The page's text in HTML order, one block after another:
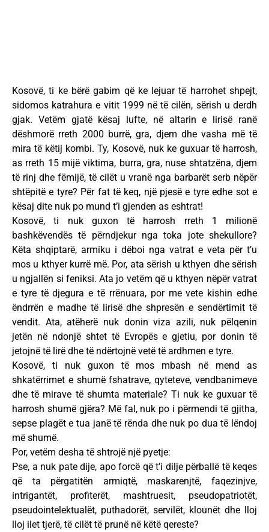
Kosovë, ti ke bërë gabim që ke lejuar të harrohet shpejt,
sidomos katrahura e vitit 1999 në të cilën, sërish u derdh
gjak. Vetëm gjatë kësaj lufte, në altarin e lirisë ranë
dëshmorë rreth 2000 burrë, gra, djem dhe vasha më të
mira të këtij kombi. Ty, Kosovë, nuk ke guxuar të harrosh,
as rreth 15 mijë viktima, burra, gra, nuse shtatzëna, djem
të rinj dhe fëmijë, të cilët u vranë nga barbarët serb nëpër
shtëpitë e tyre? Për fat të keq, një pjesë e tyre edhe sot e
kësaj dite nuk po mund t’i gjenden as eshtrat!
Kosovë, ti nuk guxon të harrosh rreth 1 milionë
bashkëvendës të përndjekur nga toka jote shekullore?
Këta shqiptarë, armiku i dëboi nga vatrat e veta për t’u
mos u kthyer kurrë më. Por, ata sërish u kthyen dhe sërish
u ngjallën si feniksi. Ata jo vetëm që u kthyen nëpër vatrat
e tyre të djegura e të rrënuara, por me vete kishin edhe
ëndrrën e madhe të lirisë dhe shpresën e sendërtimit të
vendit. Ata, atëherë nuk donin viza azili, nuk pëlqenin
jetën në ndonjë shtet të Evropës e gjetiu, por donin të
jetojnë të lirë dhe të ndërtojnë vetë të ardhmen e tyre.
Kosovë, ti nuk guxon të mos mbash në mend as
shkatërrimet e shumë fshatrave, qyteteve, vendbanimeve
dhe të mirave të shumta materiale? Ti nuk ke guxuar të
harrosh shumë gjëra? Më fal, nuk po i përmendi të gjitha,
sepse plagët e tua janë të rënda dhe nuk po dua të lëndoj
më shumë.
Por, vetëm desha të shtrojë një pyetje:
Pse, a nuk pate dije, apo forcë që t’i dilje përballë të keqes
që ta përgatitën armiqtë, maskarenjtë, faqezinjve,
intrigantët, profiterët, mashtruesit, pseudopatriotët,
pseudointelektualët, puthadorët, servilët, klounët dhe lloj
lloj ilet tjerë, të cilët të prunë në këtë qereste?